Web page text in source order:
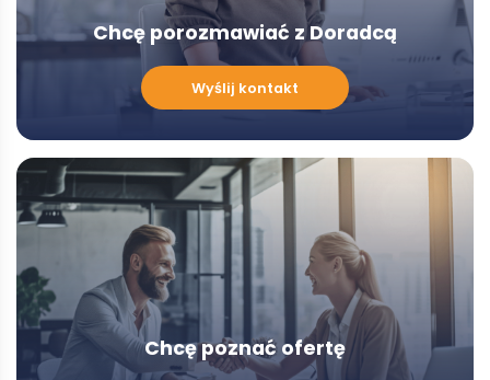
Chcę porozmawiać z Doradcą
porozmawiać
Doradcą
-
Modal
Wyślij kontakt
Chcę poznać ofertę